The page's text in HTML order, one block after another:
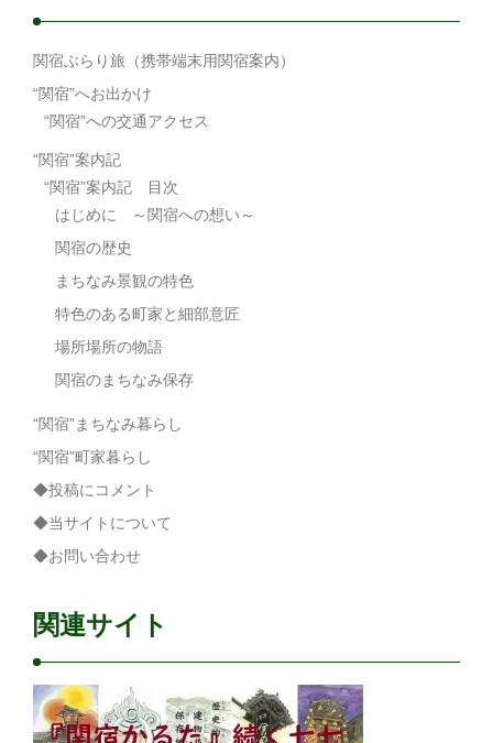
関宿ぶらり旅（携帯端末用関宿案内）
“関宿”へお出かけ
“関宿”への交通アクセス
“関宿”案内記
“関宿”案内記 目次
はじめに ～関宿への想い～
関宿の歴史
まちなみ景観の特色
特色のある町家と細部意匠
場所場所の物語
関宿のまちなみ保存
“関宿”まちなみ暮らし
“関宿”町家暮らし
◆投稿にコメント
◆当サイトについて
◆お問い合わせ
関連サイト